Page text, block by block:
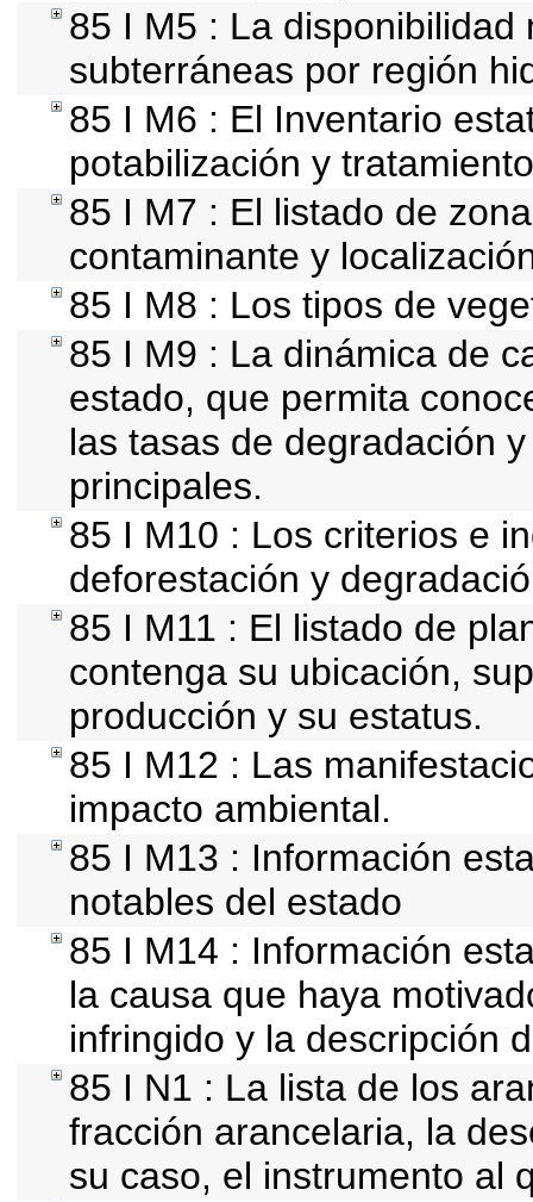
85 I M5 : La
subterráneas por región
85 I M6 : El Inventario
potabilización y
85 I M7 : El listado de
contaminante y
85 I M8 : Los tipos de
85 I M9 : La dinámica de
estado, que permita
las tasas de degradación
principales.
85 I M10 : Los criterios e
deforestación y
85 I M11 : El listado de
contenga su ubicación,
producción y su estatus.
85 I M12 : Las
impacto ambiental.
85 I M13 : Información
notables del estado
85 I M14 : Información
la causa que haya
infringido y la descripción
85 I N1 : La lista de los
fracción arancelaria, la
su caso, el instrumento al